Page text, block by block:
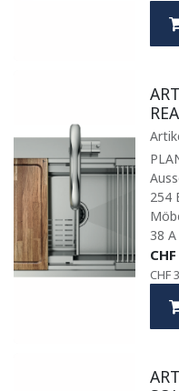
254
38 A
CHF
CHF